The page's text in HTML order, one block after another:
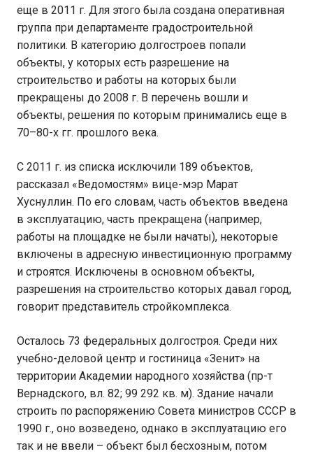
еще в 2011 г. Для этого была создана оперативная
группа при департаменте градостроительной
политики. В категорию долгостроев попали
объекты, у которых есть разрешение на
строительство и работы на которых были
прекращены до 2008 г. В перечень вошли и
объекты, решения по которым принимались еще в
70–80-х гг. прошлого века.
С 2011 г. из списка исключили 189 объектов,
рассказал «Ведомостям» вице-мэр Марат
Хуснуллин. По его словам, часть объектов введена
в эксплуатацию, часть прекращена (например,
работы на площадке не были начаты), некоторые
включены в адресную инвестиционную программу
и строятся. Исключены в основном объекты,
разрешения на строительство которых давал город,
говорит представитель стройкомплекса.
Осталось 73 федеральных долгостроя. Среди них
учебно-деловой центр и гостиница «Зенит» на
территории Академии народного хозяйства (пр-т
Вернадского, вл. 82; 99 292 кв. м). Здание начали
строить по распоряжению Совета министров СССР в
1990 г., оно возведено, однако в эксплуатацию его
так и не ввели – объект был бесхозным, потом